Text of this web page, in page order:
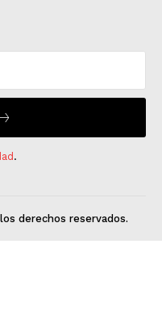
.
derechos reservados.